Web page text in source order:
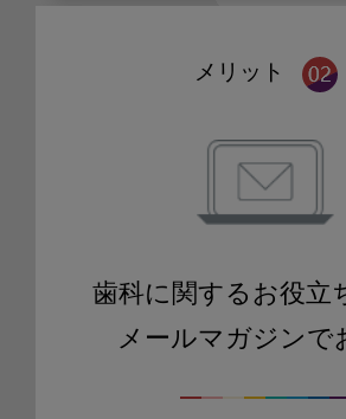
メリット
歯科に関するお役立
メールマガジンで